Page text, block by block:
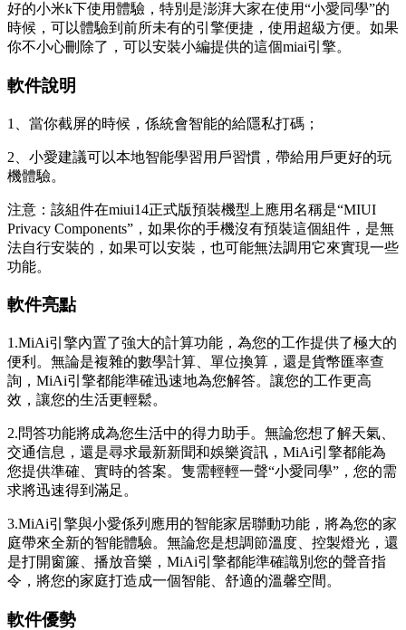
好的小米k下使用體驗，特別是澎湃大家在使用“小愛同學”的
時候，可以體驗到前所未有的引擎便捷，使用超級方便。如果
你不小心刪除了，可以安裝小編提供的這個miai引擎。
軟件說明
1、當你截屏的時候，係統會智能的給隱私打碼；
2、小愛建議可以本地智能學習用戶習慣，帶給用戶更好的玩
機體驗。
注意：該組件在miui14正式版預裝機型上應用名稱是“MIUI
Privacy Components”，如果你的手機沒有預裝這個組件，是無
法自行安裝的，如果可以安裝，也可能無法調用它來實現一些
功能。
軟件亮點
1.MiAi引擎內置了強大的計算功能，為您的工作提供了極大的
便利。無論是複雜的數學計算、單位換算，還是貨幣匯率查
詢，MiAi引擎都能準確迅速地為您解答。讓您的工作更高
效，讓您的生活更輕鬆。
2.問答功能將成為您生活中的得力助手。無論您想了解天氣、
交通信息，還是尋求最新新聞和娛樂資訊，MiAi引擎都能為
您提供準確、實時的答案。隻需輕輕一聲“小愛同學”，您的需
求將迅速得到滿足。
3.MiAi引擎與小愛係列應用的智能家居聯動功能，將為您的家
庭帶來全新的智能體驗。無論您是想調節溫度、控製燈光，還
是打開窗簾、播放音樂，MiAi引擎都能準確識別您的聲音指
令，將您的家庭打造成一個智能、舒適的溫馨空間。
軟件優勢